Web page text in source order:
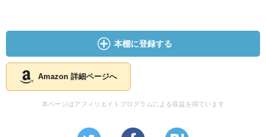
本棚に登録する
Amazon 詳細ページへ
本ページはアフィリエイトプログラムによる収益を得ています